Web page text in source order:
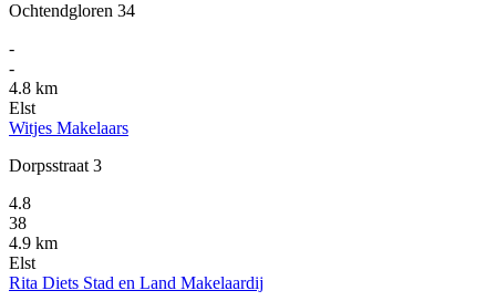
Ochtendgloren 34
-
-
4.8 km
Elst
Witjes Makelaars
Dorpsstraat 3
4.8
38
4.9 km
Elst
Rita Diets Stad en Land Makelaardij